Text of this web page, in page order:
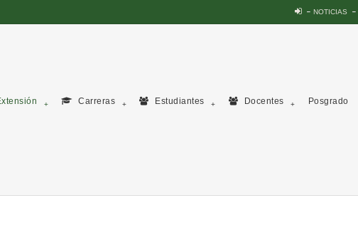
NOTICIAS
Carreras Estudiantes Docentes Posgrado